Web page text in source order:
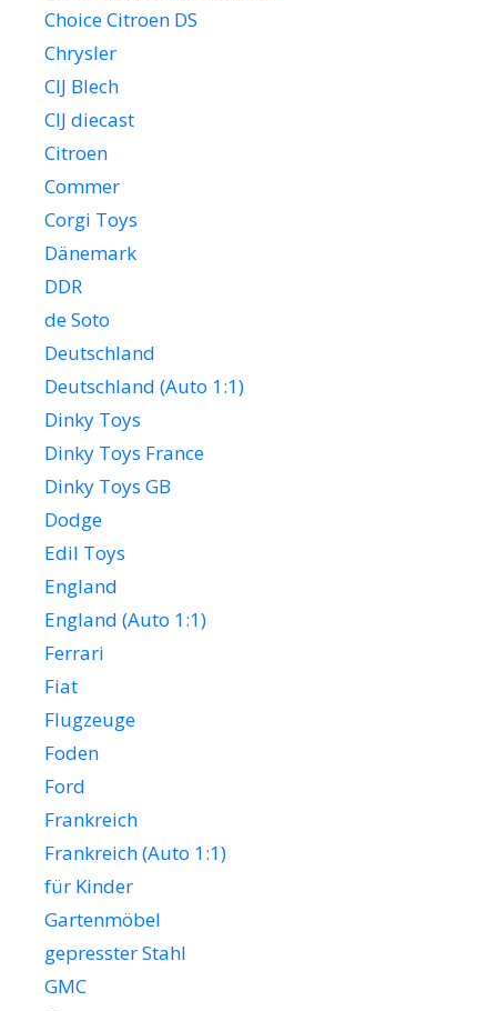
Choice Citroen DS
Chrysler
CIJ Blech
CIJ diecast
Citroen
Commer
Corgi Toys
Dänemark
DDR
de Soto
Deutschland
Deutschland (Auto 1:1)
Dinky Toys
Dinky Toys France
Dinky Toys GB
Dodge
Edil Toys
England
England (Auto 1:1)
Ferrari
Fiat
Flugzeuge
Foden
Ford
Frankreich
Frankreich (Auto 1:1)
für Kinder
Gartenmöbel
gepresster Stahl
GMC